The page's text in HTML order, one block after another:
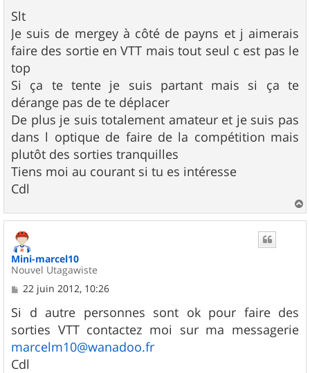
s
s
a
g
e
Slt
Je suis de mergey à côté de payns et j aimerais
faire des sortie en VTT mais tout seul c est pas le
top
Si ça te tente je suis partant mais si ça te
dérange pas de te déplacer
De plus je suis totalement amateur et je suis pas
dans l optique de faire de la compétition mais
plutôt des sorties tranquilles
Tiens moi au courant si tu es intéresse
Cdl
a
Mini-marcel10
Nouvel Utagawiste
M
s
s
a
g
e
22 juin 2012, 10:26
Si d autre personnes sont ok pour faire des
sorties VTT contactez moi sur ma messagerie
marcelm10@wanadoo.fr
Cdl